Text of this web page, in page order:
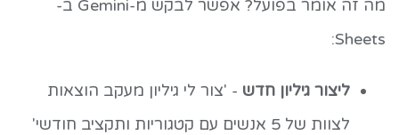
מה זה אומר בפועל? אפשר לבקש מ-Gemini ב-
Sheets:
ליצור גיליון חדש - 'צור לי גיליון מעקב הוצאות
לצוות של 5 אנשים עם קטגוריות ותקציב חודשי'